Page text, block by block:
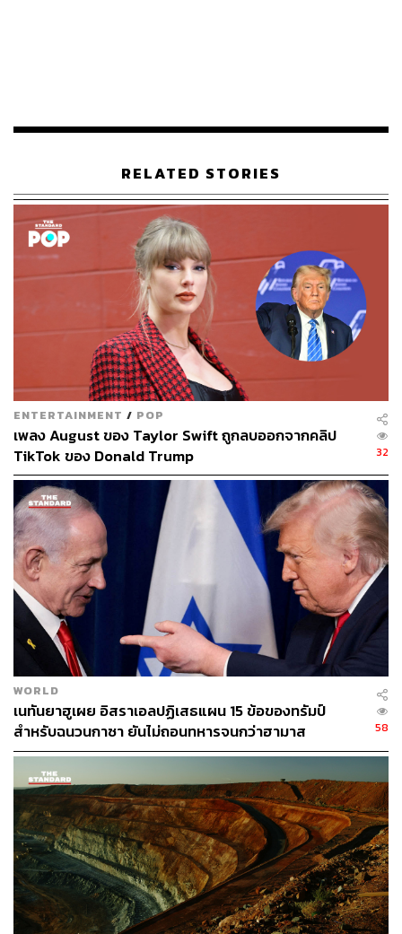
ภาพประกอบ: กริน วสุรัฐกร
อ้างอิง:
https://time.com/article/2026/03/25/trump-peace-prop
osal-us-iran-war-israel-pakistan/
https://www.theguardian.com/world/2026/mar/25/iran
-gives-negative-response-to-us-ceasefire-plan-amid-
push-for-talks
https://www.timesofisrael.com/trump-says-talks-with-i
ran-progressing-as-israel-said-to-fear-premature-cea
sefire/
st/pakistan-iran-us-mediation.html
https://www.nytimes.com/2026/03/24/world/middleea
st/us-iran-peace-plan.html
TAGS: สันติภาพ Donald Trump New York Times
USA
The Times of Israel
Iran
ช่องแคบฮอร์มุซ (Strait of Hormuz)
Pakistan
RELATED STORIES
ENTERTAINMENT / POP
เพลง August ของ Taylor Swift ถูกลบออกจากคลิป
TikTok ของ Donald Trump
32
WORLD
เนทันยาฮูเผย อิสราเอลปฏิเสธแผน 15 ข้อของทรัมป์
สำหรับฉนวนกาซา ยันไม่ถอนทหารจนกว่าฮามาส
ปลดอาวุธแท้จริง
58